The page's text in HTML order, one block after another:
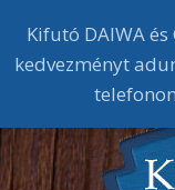
Kifutó DAIWA
kedvezményt